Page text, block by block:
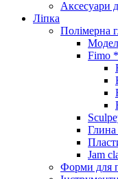
Аксесуари
Ліпка
Полімерна
Fimo *
Глина
Jam
Форми для